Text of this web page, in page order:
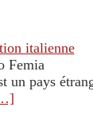
italienne
Femia
un pays